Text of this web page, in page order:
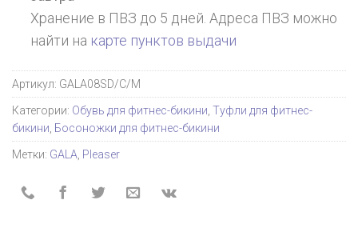
Хранение в ПВЗ до 5 дней. Адреса ПВЗ можно
найти на карте пунктов выдачи
Артикул: GALA08SD/C/M
Категории: Обувь для фитнес-бикини Туфли для фитнес-
бикини Босоножки для фитнес-бикини
Метки: GALA Pleaser